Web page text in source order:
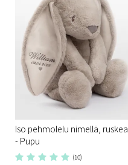
Iso pehmolelu nimellä, ruskea
- Pupu
(10)